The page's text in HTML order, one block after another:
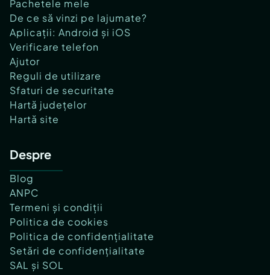
Pachetele mele
De ce să vinzi pe lajumate?
Aplicații: Android și iOS
Verificare telefon
Ajutor
Reguli de utilizare
Sfaturi de securitate
Hartă județelor
Hartă site
Despre
Blog
ANPC
Termeni și condiții
Politica de cookies
Politica de confidențialitate
Setări de confidențialitate
SAL și SOL